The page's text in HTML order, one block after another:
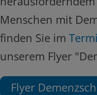
Menschen mit
finden Sie im
unserem Flyer
Flyer